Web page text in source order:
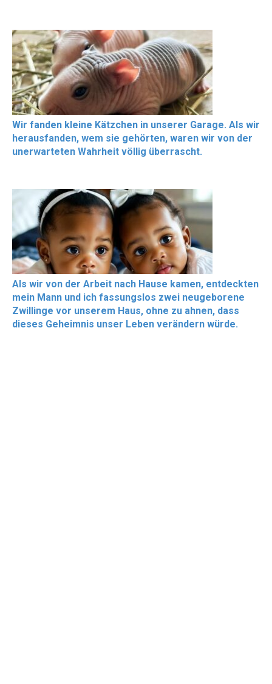
Wir fanden kleine Kätzchen in unserer Garage. Als wir
herausfanden, wem sie gehörten, waren wir von der
unerwarteten Wahrheit völlig überrascht.
Als wir von der Arbeit nach Hause kamen, entdeckten
mein Mann und ich fassungslos zwei neugeborene
Zwillinge vor unserem Haus, ohne zu ahnen, dass
dieses Geheimnis unser Leben verändern würde.